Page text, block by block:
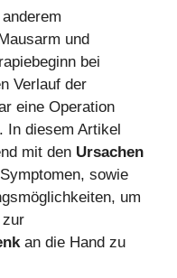
und
bei
Verlauf der
eine Operation
In diesem Artikel
mit den Ursachen
sowie
um
zur
an die Hand zu